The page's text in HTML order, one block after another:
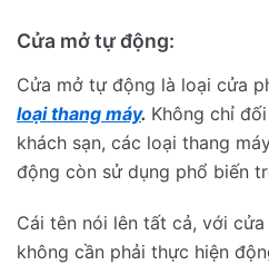
Cửa mở tự động:
Cửa mở tự động là loại cửa
loại thang máy. Không chỉ
khách sạn, các loại thang
động còn sử dụng phổ biến
Cái tên nói lên tất cả, với
không cần phải thực hiện